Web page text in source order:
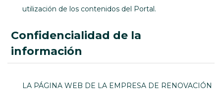
utilización de los contenidos del Portal.
confidencialidad de la
información
LA PÁGINA WEB DE LA EMPRESA DE RENOVACIÓN